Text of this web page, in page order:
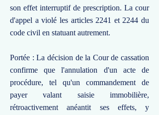
son effet interruptif de prescription. La cour
d'appel a violé les articles 2241 et 2244 du
code civil en statuant autrement.
Portée : La décision de la Cour de cassation
confirme que l'annulation d'un acte de
procédure, tel qu'un commandement de
payer valant saisie immobilière,
rétroactivement anéantit ses effets, y